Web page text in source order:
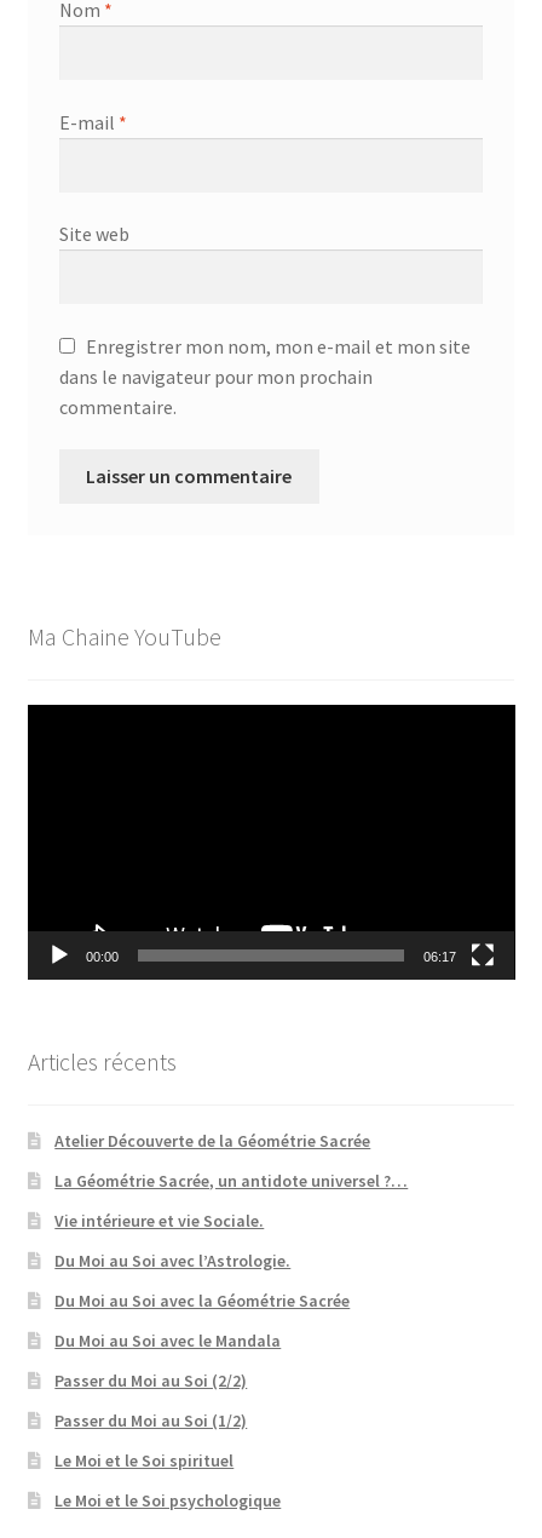
Nom *
E-mail *
Site web
Enregistrer mon nom, mon e-mail et mon site
dans le navigateur pour mon prochain
commentaire.
Ma Chaine YouTube
00:00 06:17
Articles récents
Atelier Découverte de la Géométrie Sacrée
La Géométrie Sacrée, un antidote universel ?…
Vie intérieure et vie Sociale.
Du Moi au Soi avec l’Astrologie.
Du Moi au Soi avec la Géométrie Sacrée
Du Moi au Soi avec le Mandala
Passer du Moi au Soi (2/2)
Passer du Moi au Soi (1/2)
Le Moi et le Soi spirituel
Le Moi et le Soi psychologique